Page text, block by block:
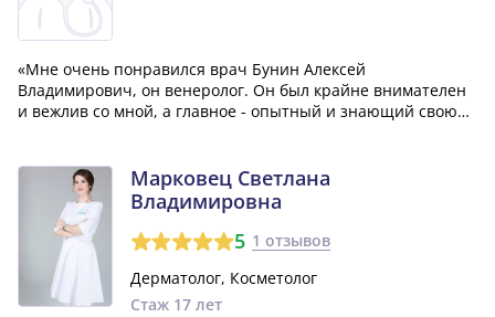
«Мне очень понравился врач Бунин Алексей
Владимирович, он венеролог. Он был крайне внимателен
и вежлив со мной, а главное - опытный и знающий свою
лечение в другом регионе без видимых резу...»
Марковец Светлана
Владимировна
5 1 отзывов
Дерматолог, Косметолог
Стаж 17 лет